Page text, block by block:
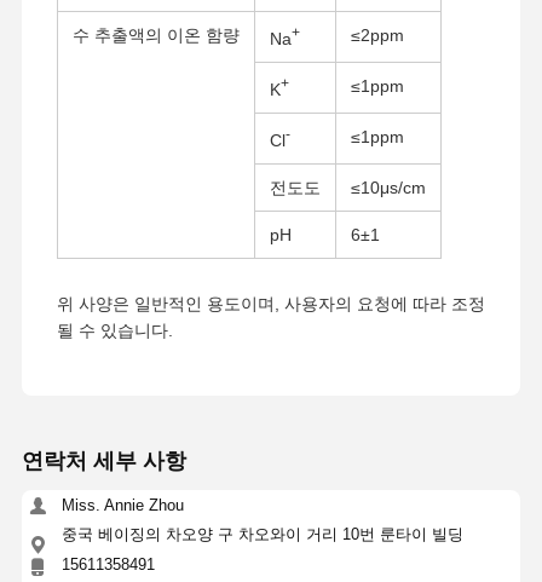
홈 제품 소개 회사 소개 공장 투어
품질 관리
중공 실리카 미소구체
수 추출액의 이온 함량 Na+ ≤2ppm
K+ ≤1ppm
Cl- ≤1ppm
전도도 ≤10μs/cm
pH 6±1
위 사양은 일반적인 용도이며, 사용자의 요청에 따라 조정
될 수 있습니다.
연락처 세부 사항
Miss. Annie Zhou
중국 베이징의 차오양 구 차오와이 거리 10번 룬타이 빌딩
15611358491